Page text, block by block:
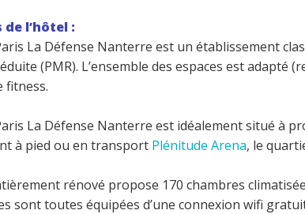
de l’hôtel :
La Défense Nanterre est un établissement
(PMR). L’ensemble des espaces est
fitness.
La Défense Nanterre est idéalement situé à
à pied ou en transport Plénitude Arena, le
rénové propose 170 chambres
sont toutes équipées d’une connexion wifi